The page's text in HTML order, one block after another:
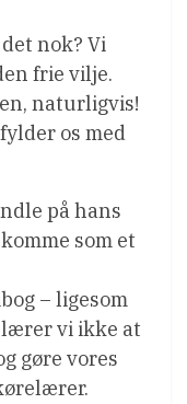
nok? Vi
frie vilje.
naturligvis!
os med
på hans
som et
– ligesom
lærer vi ikke at
gøre vores